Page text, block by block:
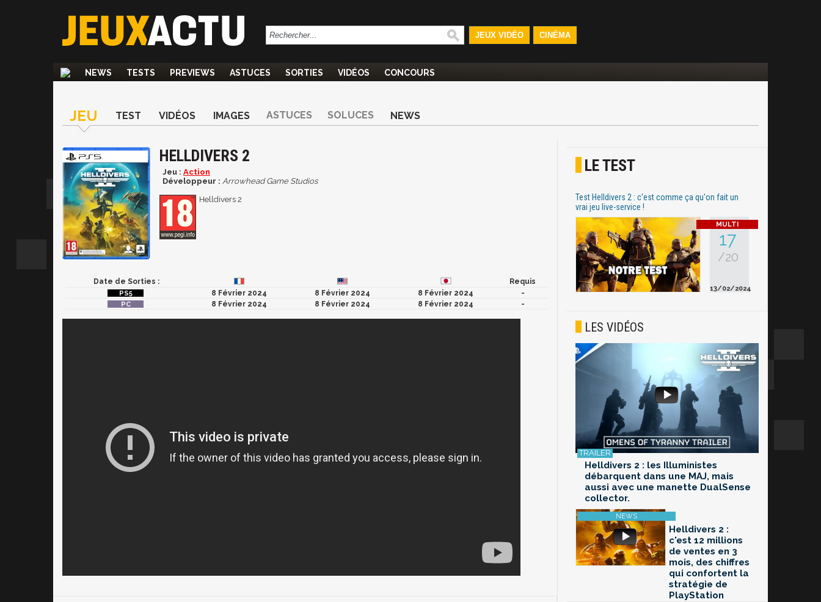
JEUX VIDÉO CINÉMA
NEWS TESTS PREVIEWS ASTUCES SORTIES VIDÉOS CONCOURS
JEU TEST VIDÉOS IMAGES ASTUCES SOLUCES NEWS
HELLDIVERS 2
Jeu : Action
Développeur : Arrowhead Game Studios
Helldivers 2
Date de Sorties :
Requis
8 Février 2024
8 Février 2024 8 Février 2024
-
8 Février 2024
8 Février 2024 8 Février 2024 -
LE TEST
Test Helldivers 2 : c'est comme ça qu'on fait un
vrai jeu live-service !
17
/20
13/02/2024
LES VIDÉOS
Helldivers 2 : les Illuministes
débarquent dans une MAJ, mais
aussi avec une manette DualSense
collector.
Helldivers 2 :
c'est 12 millions
de ventes en 3
mois, des chiffres
qui confortent la
stratégie de
PlayStation